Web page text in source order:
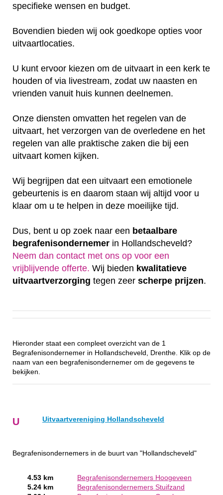
specifieke wensen en budget.
Bovendien bieden wij ook goedkope opties voor
uitvaartlocaties.
U kunt ervoor kiezen om de uitvaart in een kerk te
houden of via livestream, zodat uw naasten en
vrienden vanuit huis kunnen deelnemen.
Onze diensten omvatten het regelen van de
uitvaart, het verzorgen van de overledene en het
regelen van alle praktische zaken die bij een
uitvaart komen kijken.
Wij begrijpen dat een uitvaart een emotionele
gebeurtenis is en daarom staan wij altijd voor u
klaar om u te helpen in deze moeilijke tijd.
Dus, bent u op zoek naar een betaalbare
begrafenisondernemer in Hollandscheveld?
Neem dan contact met ons op voor een
vrijblijvende offerte‎. Wij bieden kwalitatieve
uitvaartverzorging tegen zeer scherpe prijzen.
Hieronder staat een compleet overzicht van de 1
Begrafenisondernemer in Hollandscheveld, Drenthe. Klik op de
naam van een begrafenisondernemer om de gegevens te
bekijken.
U Uitvaartvereniging Hollandscheveld
Begrafenisondernemers in de buurt van "Hollandscheveld"
4.53 km
Begrafenisondernemers Hoogeveen
5.24 km
Begrafenisondernemers Stuifzand